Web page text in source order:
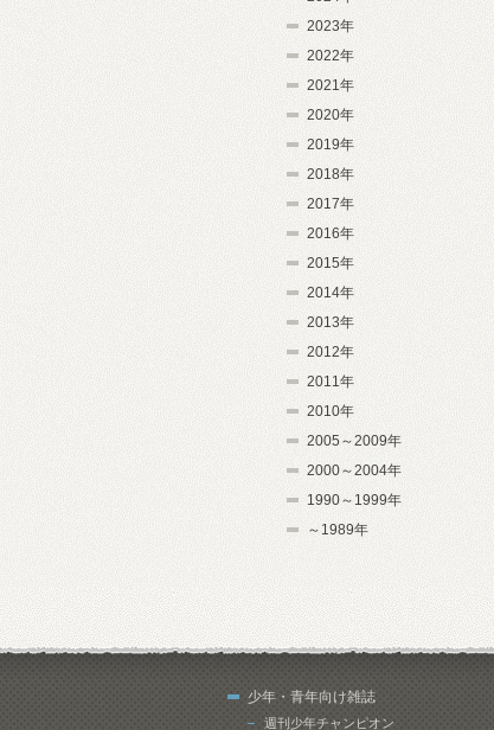
2023年
2022年
2021年
2020年
2019年
2018年
2017年
2016年
2015年
2014年
2013年
2012年
2011年
2010年
2005～2009年
2000～2004年
1990～1999年
～1989年
少年・青年向け雑誌
週刊少年チャンピオン